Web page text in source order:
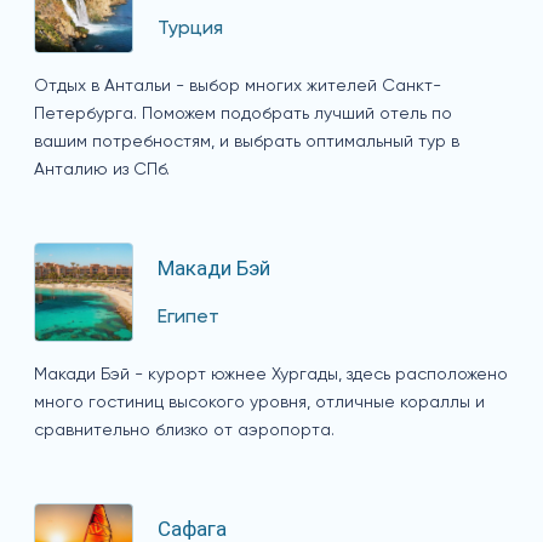
Турция
Отдых в Антальи - выбор многих жителей Санкт-
Петербурга. Поможем подобрать лучший отель по
вашим потребностям, и выбрать оптимальный тур в
Анталию из СПб.
Макади Бэй
Египет
Макади Бэй - курорт южнее Хургады, здесь расположено
много гостиниц высокого уровня, отличные кораллы и
сравнительно близко от аэропорта.
Сафага